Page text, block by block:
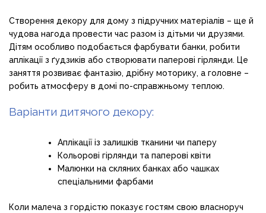
Створення декору для дому з підручних матеріалів – ще й
чудова нагода провести час разом із дітьми чи друзями.
Дітям особливо подобається фарбувати банки, робити
аплікації з ґудзиків або створювати паперові гірлянди. Це
заняття розвиває фантазію, дрібну моторику, а головне –
робить атмосферу в домі по-справжньому теплою.
Варіанти дитячого декору:
Аплікації із залишків тканини чи паперу
Кольорові гірлянди та паперові квіти
Малюнки на скляних банках або чашках
спеціальними фарбами
Коли малеча з гордістю показує гостям свою власноруч